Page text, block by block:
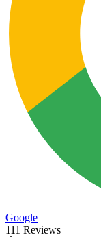
Google
111 Reviews